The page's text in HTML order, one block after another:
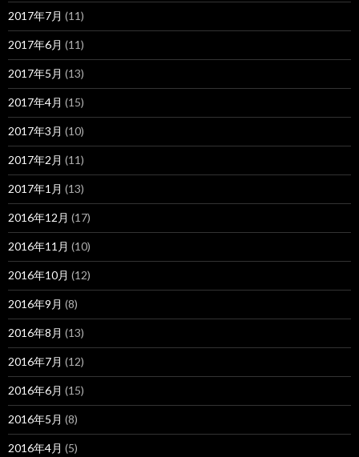
2017年7月 (11)
2017年6月 (11)
2017年5月 (13)
2017年4月 (15)
2017年3月 (10)
2017年2月 (11)
2017年1月 (13)
2016年12月 (17)
2016年11月 (10)
2016年10月 (12)
2016年9月 (8)
2016年8月 (13)
2016年7月 (12)
2016年6月 (15)
2016年5月 (8)
2016年4月 (5)